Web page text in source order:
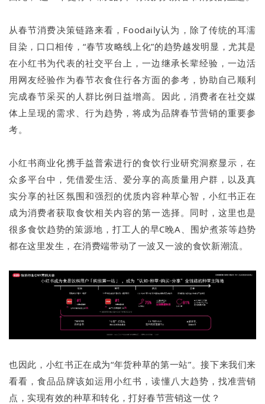
从春节消费决策链路来看，Foodaily认为，除了传统的耳濡
目染，口口相传，“春节攻略线上化”的趋势越发明显，尤其是
在小红书为代表的社交平台上，一边继承长辈经验，一边活
用网友经验作为春节衣食住行各方面的参考，协助自己顺利
完成春节采买的人群比例日益增高。因此，消费者在社交媒
体上呈现的需求、行为趋势，将成为品牌春节营销的重要参
考。
小红书商业化携手益普索进行的食饮行业研究洞察显示，在
众多平台中，凭借爱生活、爱分享的高质量用户群，以及真
实分享的社区氛围和强烈的优质内容种草心智，小红书正在
成为消费者获取食饮相关内容的第一选择。同时，这里也是
很多食饮趋势的策源地，打工人的早C晚A、围炉煮茶等趋势
都在这里发生，在消费端带动了一波又一波的食饮新潮流。
也因此，小红书正在成为“年货种草的第一站”。接下来我们来
看看，食品品牌该如运用小红书，读懂八大趋势，找准营销
点，实现有效的种草和转化，打好春节营销这一仗？